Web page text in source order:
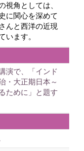
視角としては、
に関心を深めて
んと西洋の近現
います。
演で、「インド
・大正期日本～
ために」と題す